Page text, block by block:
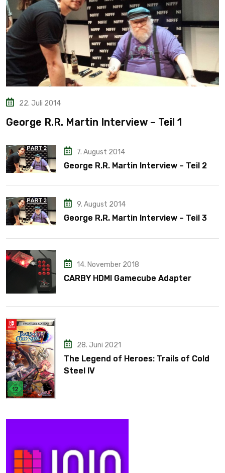
22. Juli 2014
George R.R. Martin Interview – Teil 1
7. August 2014
George R.R. Martin Interview – Teil 2
9. August 2014
George R.R. Martin Interview – Teil 3
14. November 2018
CARBY HDMI Gamecube Adapter
28. Juni 2021
The Legend of Heroes: Trails of Cold
Steel IV